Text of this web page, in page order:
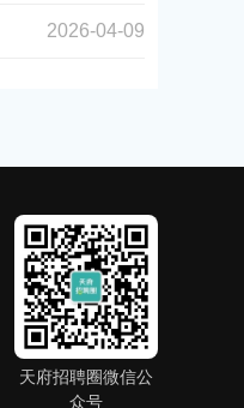
2026-04-09
天府招聘圈微信公
众号